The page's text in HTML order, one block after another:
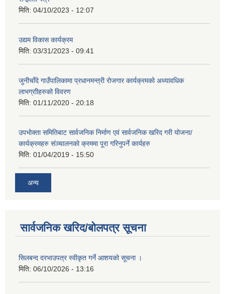
मिति: 04/10/2023 - 12:07
उद्यम विकास कार्यक्रम
मिति: 03/31/2023 - 09:41
जुनीचाँदे गाउँपालिकामा प्रधानमन्‍त्री रोजगार कार्यक्रमको अध्यावधिक
लाभग्राीहरुको विवरण
मिति: 01/11/2020 - 20:18
उपभोक्ता समितिबाट सार्वजनिक निर्माण एवं सार्वजनिक खरिद गरी योजना/
कार्यक्रमहरु संञ्‍चालनको क्रममा पूरा गरिनुपर्ने कार्यहरु
मिति: 01/04/2019 - 15:50
अन्य
सार्वजनिक खरिद/बोलपत्र सूचना
सिलबन्द दरभाउपत्र स्वीकृत गर्ने आशयको सूचना ।
मिति: 06/10/2026 - 13:16